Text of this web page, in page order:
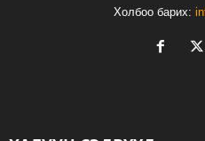
Холбоо барих: